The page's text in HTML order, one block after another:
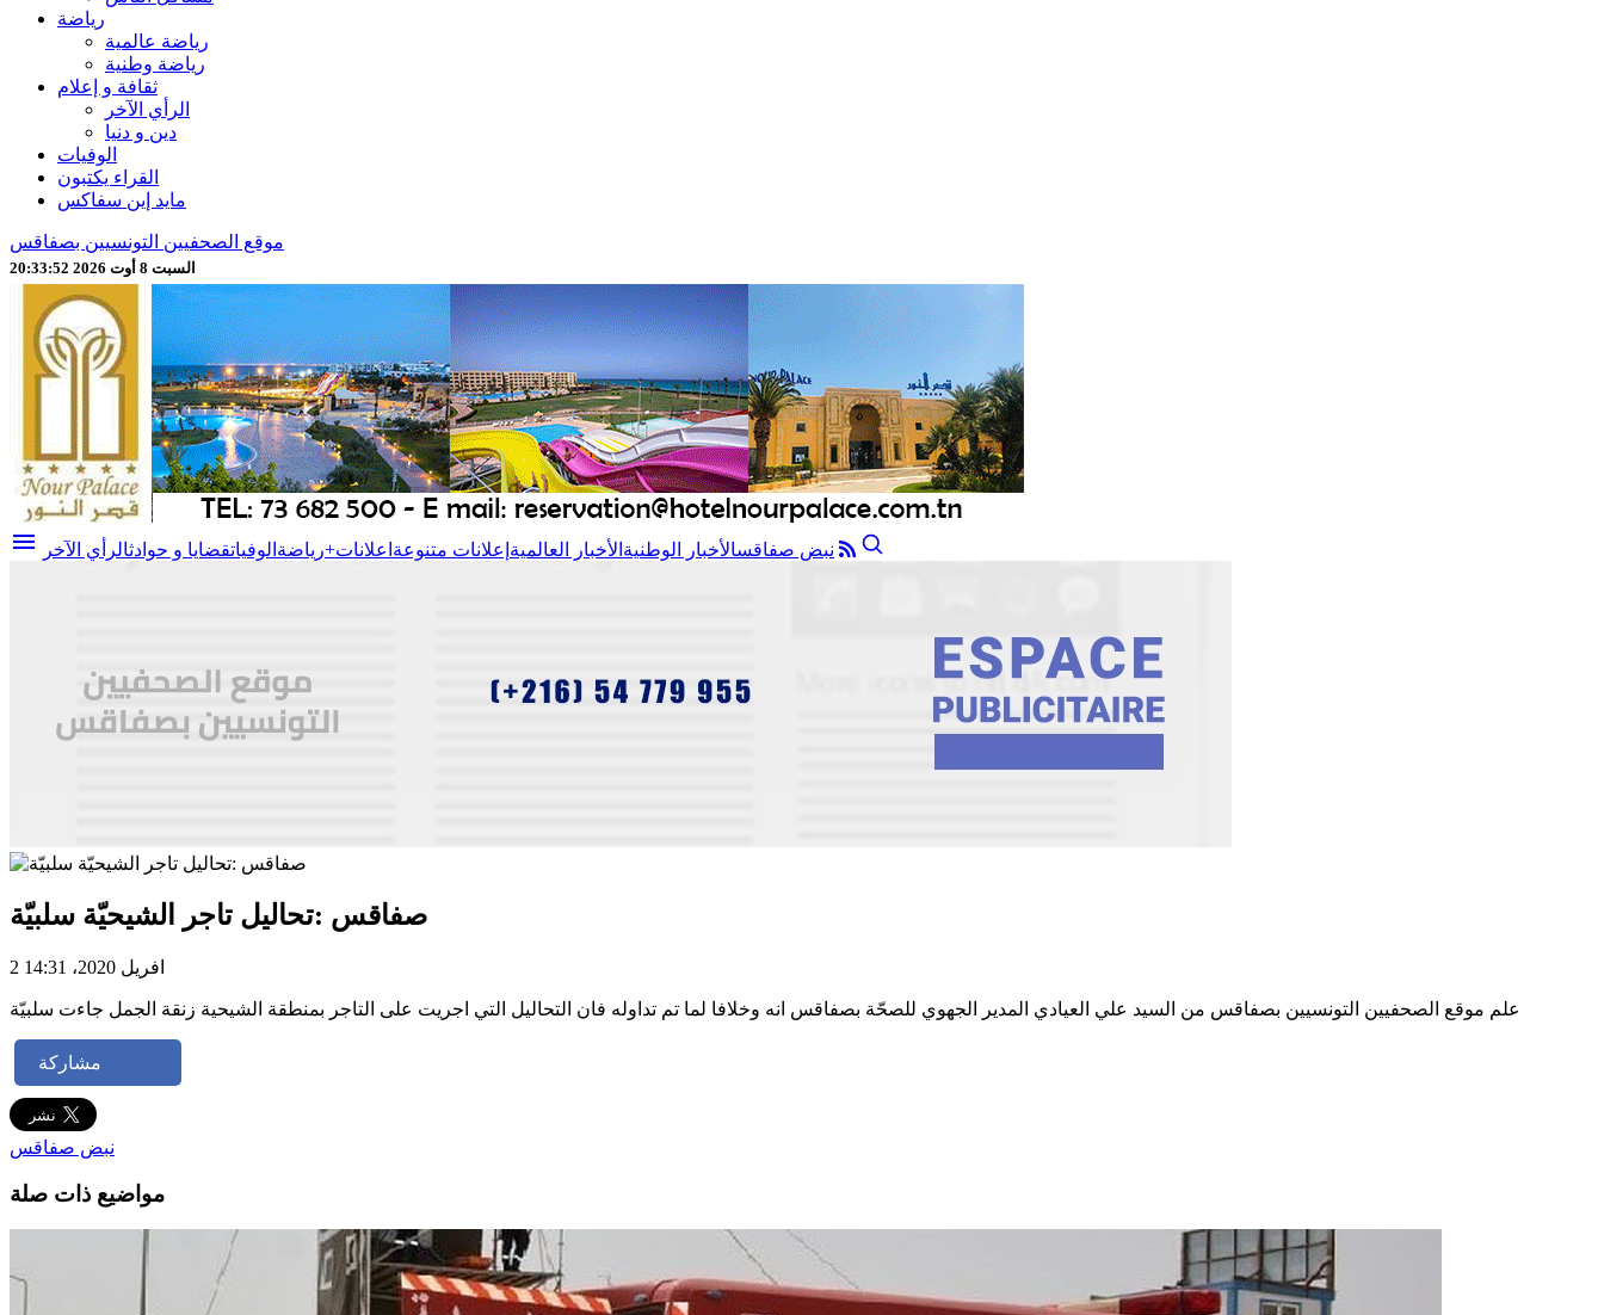
رياضة
رياضة عالمية
رياضة وطنية
ثقافة و إعلام
الرأي الآخر
دين و دنيا
الوفيات
القراء يكتبون
مايد إين سفاكس
موقع الصحفيين التونسيين بصفاقس
السبت 8 أوت 2026 20:33:54
menu نبض صفاقسالأخبار الوطنية الأخبار العالمية إعلانات متنوعة اعلانات+رياضة الوفياتقضايا و حوادثالرأي الآخر
صفاقس :تحاليل تاجر الشيحيّة سلبيّة
2 افريل 2020، 14:31
علم موقع الصحفيين التونسيين بصفاقس من السيد علي العيادي المدير الجهوي للصحّة بصفاقس انه وخلافا لما تم تداوله فان التحاليل التي اجريت على التاجر بمنطقة الشيحية زنقة الجمل جاءت سلبيّة
مشاركة
نبض صفاقس
مواضيع ذات صلة